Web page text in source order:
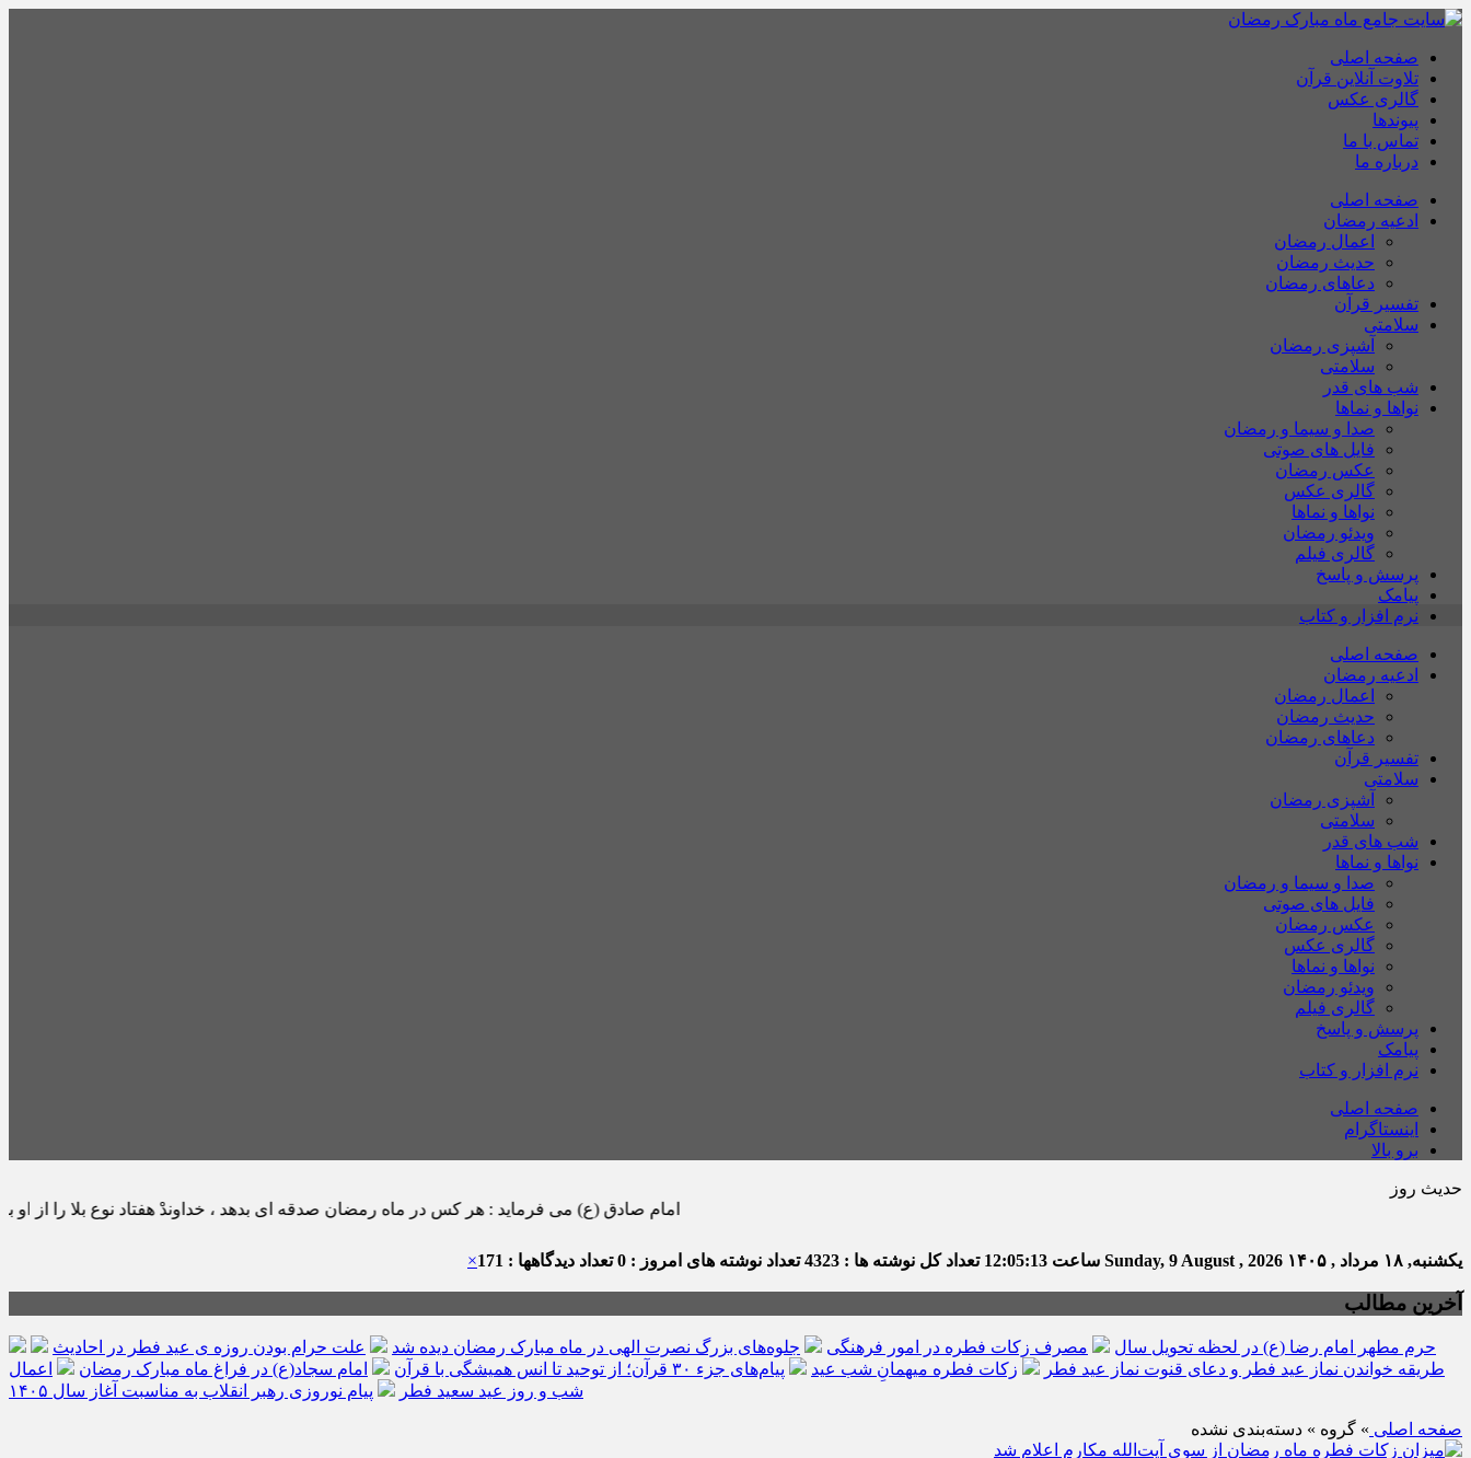
صفحه اصلی
تلاوت آنلاین قرآن
گالری عکس
پیوندها
تماس با ما
درباره ما
صفحه اصلی
ادعیه رمضان
اعمال رمضان
حدیث رمضان
دعاهای رمضان
تفسیر قرآن
سلامتی
آشپزی رمضان
سلامتی
شب های قدر
نواها و نماها
صدا و سیما و رمضان
فایل های صوتی
عکس رمضان
گالری عکس
نواها و نماها
ویدئو رمضان
گالری فیلم
پرسش و پاسخ
پیامک
نرم افزار و کتاب
صفحه اصلی
ادعیه رمضان
اعمال رمضان
حدیث رمضان
دعاهای رمضان
تفسیر قرآن
سلامتی
آشپزی رمضان
سلامتی
شب های قدر
نواها و نماها
صدا و سیما و رمضان
فایل های صوتی
عکس رمضان
گالری عکس
نواها و نماها
ویدئو رمضان
گالری فیلم
پرسش و پاسخ
پیامک
نرم افزار و کتاب
صفحه اصلی
اینستاگرام
برو بالا
حدیث روز
امام صادق (ع) می فرماید : هر كس در ماه رمضان صدقه اى بدهد ، خداوندْ هفتاد نوع بلا را از او بر مى گرداند. ثواب
یکشنبه, ۱۸ مرداد , ۱۴۰۵ Sunday, 9 August , 2026 ساعت 12:05:14 تعداد کل نوشته ها : 4323 تعداد نوشته های امروز : 0 تعداد دیدگاهها : 171 ×
آخرین مطالب
حرم مطهر امام رضا (ع) در لحظه تحویل سال مصرف زکات فطره در امور فرهنگی جلوه‌های بزرگ نصرت الهی در ماه مبارک رمضان دیده شد
علت حرام بودن روزه ی عید فطر در احادیث
طریقه خواندن نماز عید فطر و دعای قنوت نماز عید فطر
زکات فطره میهمانِ شب عید پیام‌های جزء ۳۰ قرآن؛ از توحید تا انس همیشگی با قرآن امام سجاد(ع) در فراغ ماه مبارک رمضان
اعمال
شب و روز عید سعید فطر
پیام نوروزی رهبر انقلاب به مناسبت آغاز سال ۱۴۰۵
صفحه اصلی » گروه » دسته‌بندی نشده